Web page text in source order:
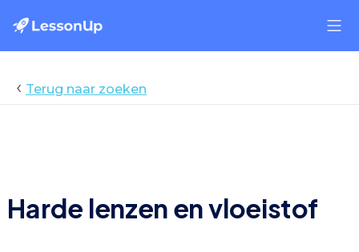
‹ Terug naar zoeken
Harde lenzen en vloeistof